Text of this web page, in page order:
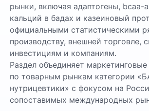
рынки, включая адаптогены, bcaa-
кальций в бадах и казеиновый
официальными статистическими
производству, внешней торговле,
инвестициям и компаниям.
Раздел объединяет
по товарным рынкам категории
нутрицевтики» с фокусом на
сопоставимых международных